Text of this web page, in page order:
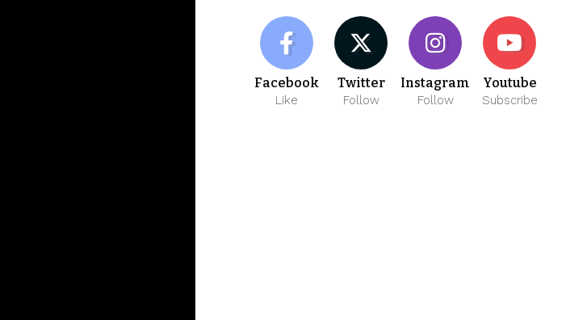
Facebook
Like
Twitter
Follow
Instagram
Follow
Youtube
Subscribe